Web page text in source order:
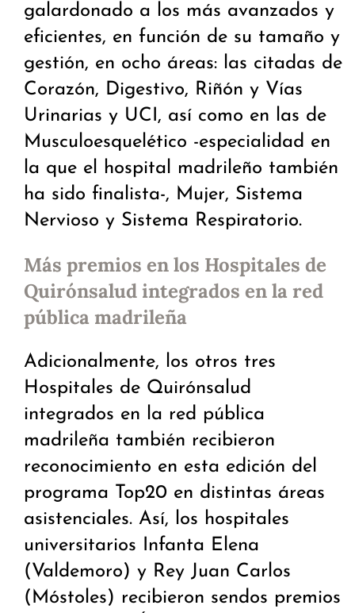
galardonado a los más avanzados y
eficientes, en función de su tamaño y
gestión, en ocho áreas: las citadas de
Corazón, Digestivo, Riñón y Vías
Urinarias y UCI, así como en las de
Musculoesquelético -especialidad en
la que el hospital madrileño también
ha sido finalista-, Mujer, Sistema
Nervioso y Sistema Respiratorio.
Más premios en los Hospitales de
Quirónsalud integrados en la red
pública madrileña
Adicionalmente, los otros tres
Hospitales de Quirónsalud
integrados en la red pública
madrileña también recibieron
reconocimiento en esta edición del
programa Top20 en distintas áreas
asistenciales. Así, los hospitales
universitarios Infanta Elena
(Valdemoro) y Rey Juan Carlos
(Móstoles) recibieron sendos premios